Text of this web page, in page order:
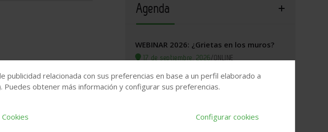
Agenda
WEBINAR 2026: ¿Grietas en los muros?
17 de septiembre, 2026/ONLINE
Valladolid, 2026. Jornada Arquitectura y
Construcción
relacionada con sus preferencias en base a un perfil elaborado a
obtener más información y configurar sus preferencias.
Configurar cookies